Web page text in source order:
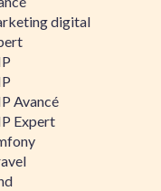
digital
Avancé
Expert